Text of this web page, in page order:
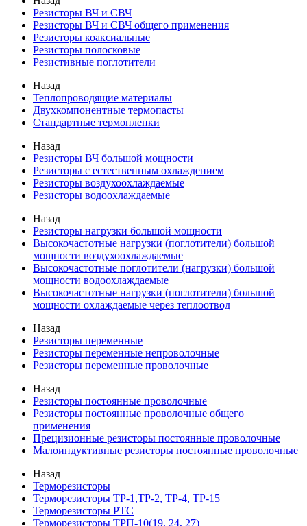
Резисторы ВЧ и СВЧ
Резисторы ВЧ и СВЧ общего применения
Резисторы коаксиальные
Резисторы полосковые
Резистивные поглотители
Назад
Теплопроводящие материалы
Двухкомпонентные термопасты
Стандартные термопленки
Назад
Резисторы ВЧ большой мощности
Резисторы с естественным охлаждением
Резисторы воздухоохлаждаемые
Резисторы водоохлаждаемые
Назад
Резисторы нагрузки большой мощности
Высокочастотные нагрузки (поглотители) большой
мощности воздухоохлаждаемые
Высокочастотные поглотители (нагрузки) большой
мощности водоохлаждаемые
Высокочастотные нагрузки (поглотители) большой
мощности охлаждаемые через теплоотвод
Назад
Резисторы переменные
Резисторы переменные непроволочные
Резисторы переменные проволочные
Назад
Резисторы постоянные проволочные
Резисторы постоянные проволочные общего
применения
Прецизионные резисторы постоянные проволочные
Малоиндуктивные резисторы постоянные проволочные
Назад
Терморезисторы
Терморезисторы ТР-1,ТР-2, ТР-4, ТР-15
Терморезисторы РТС
Терморезисторы ТРП-10(19, 24, 27)